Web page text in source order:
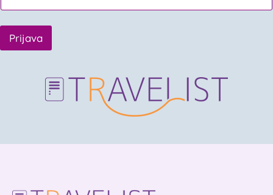
Prijava